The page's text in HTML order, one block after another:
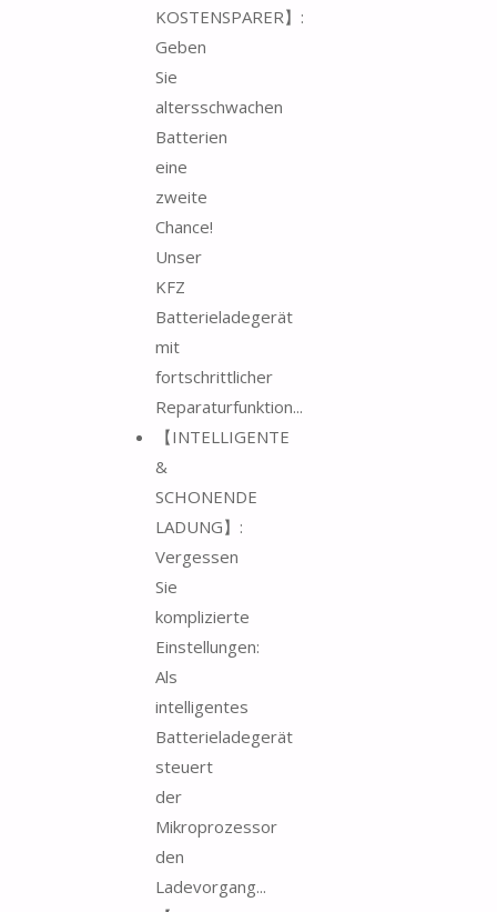
KOSTENSPARER】:
Geben
Sie
altersschwachen
Batterien
eine
zweite
Chance!
Unser
KFZ
Batterieladegerät
mit
fortschrittlicher
Reparaturfunktion...
【INTELLIGENTE
&
SCHONENDE
LADUNG】:
Vergessen
Sie
komplizierte
Einstellungen:
Als
intelligentes
Batterieladegerät
steuert
der
Mikroprozessor
den
Ladevorgang...